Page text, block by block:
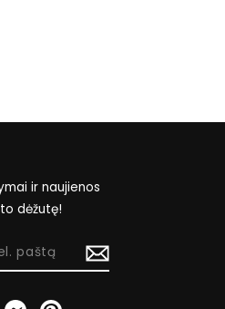
ir naujienos
dėžutę!